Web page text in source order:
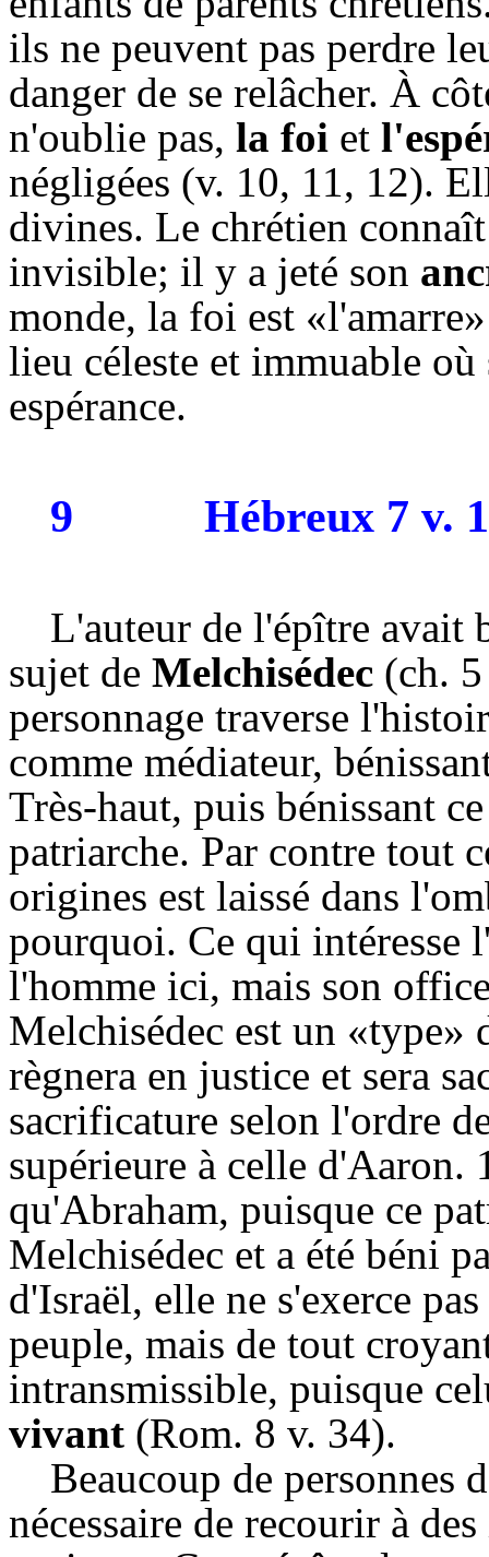
ils ne peuvent pas perdre
danger de se relâcher. À
n'oublie pas, la foi et
négligées (v. 10, 11, 12).
divines. Le chrétien
invisible; il y a jeté son
monde, la foi est
lieu céleste et immuable
espérance.
9 Hébreux 7 v.
L'auteur de l'épître avait
sujet de Melchisédec (ch.
personnage traverse
comme médiateur,
Très-haut, puis bénissant
patriarche. Par contre tout
origines est laissé dans
pourquoi. Ce qui intéresse
l'homme ici, mais son
Melchisédec est un «type»
règnera en justice et sera
sacrificature selon l'ordre
supérieure à celle d'Aaron.
qu'Abraham, puisque ce
Melchisédec et a été béni
d'Israël, elle ne s'exerce
peuple, mais de tout
intransmissible, puisque
vivant (Rom. 8 v. 34).
Beaucoup de personnes
nécessaire de recourir à